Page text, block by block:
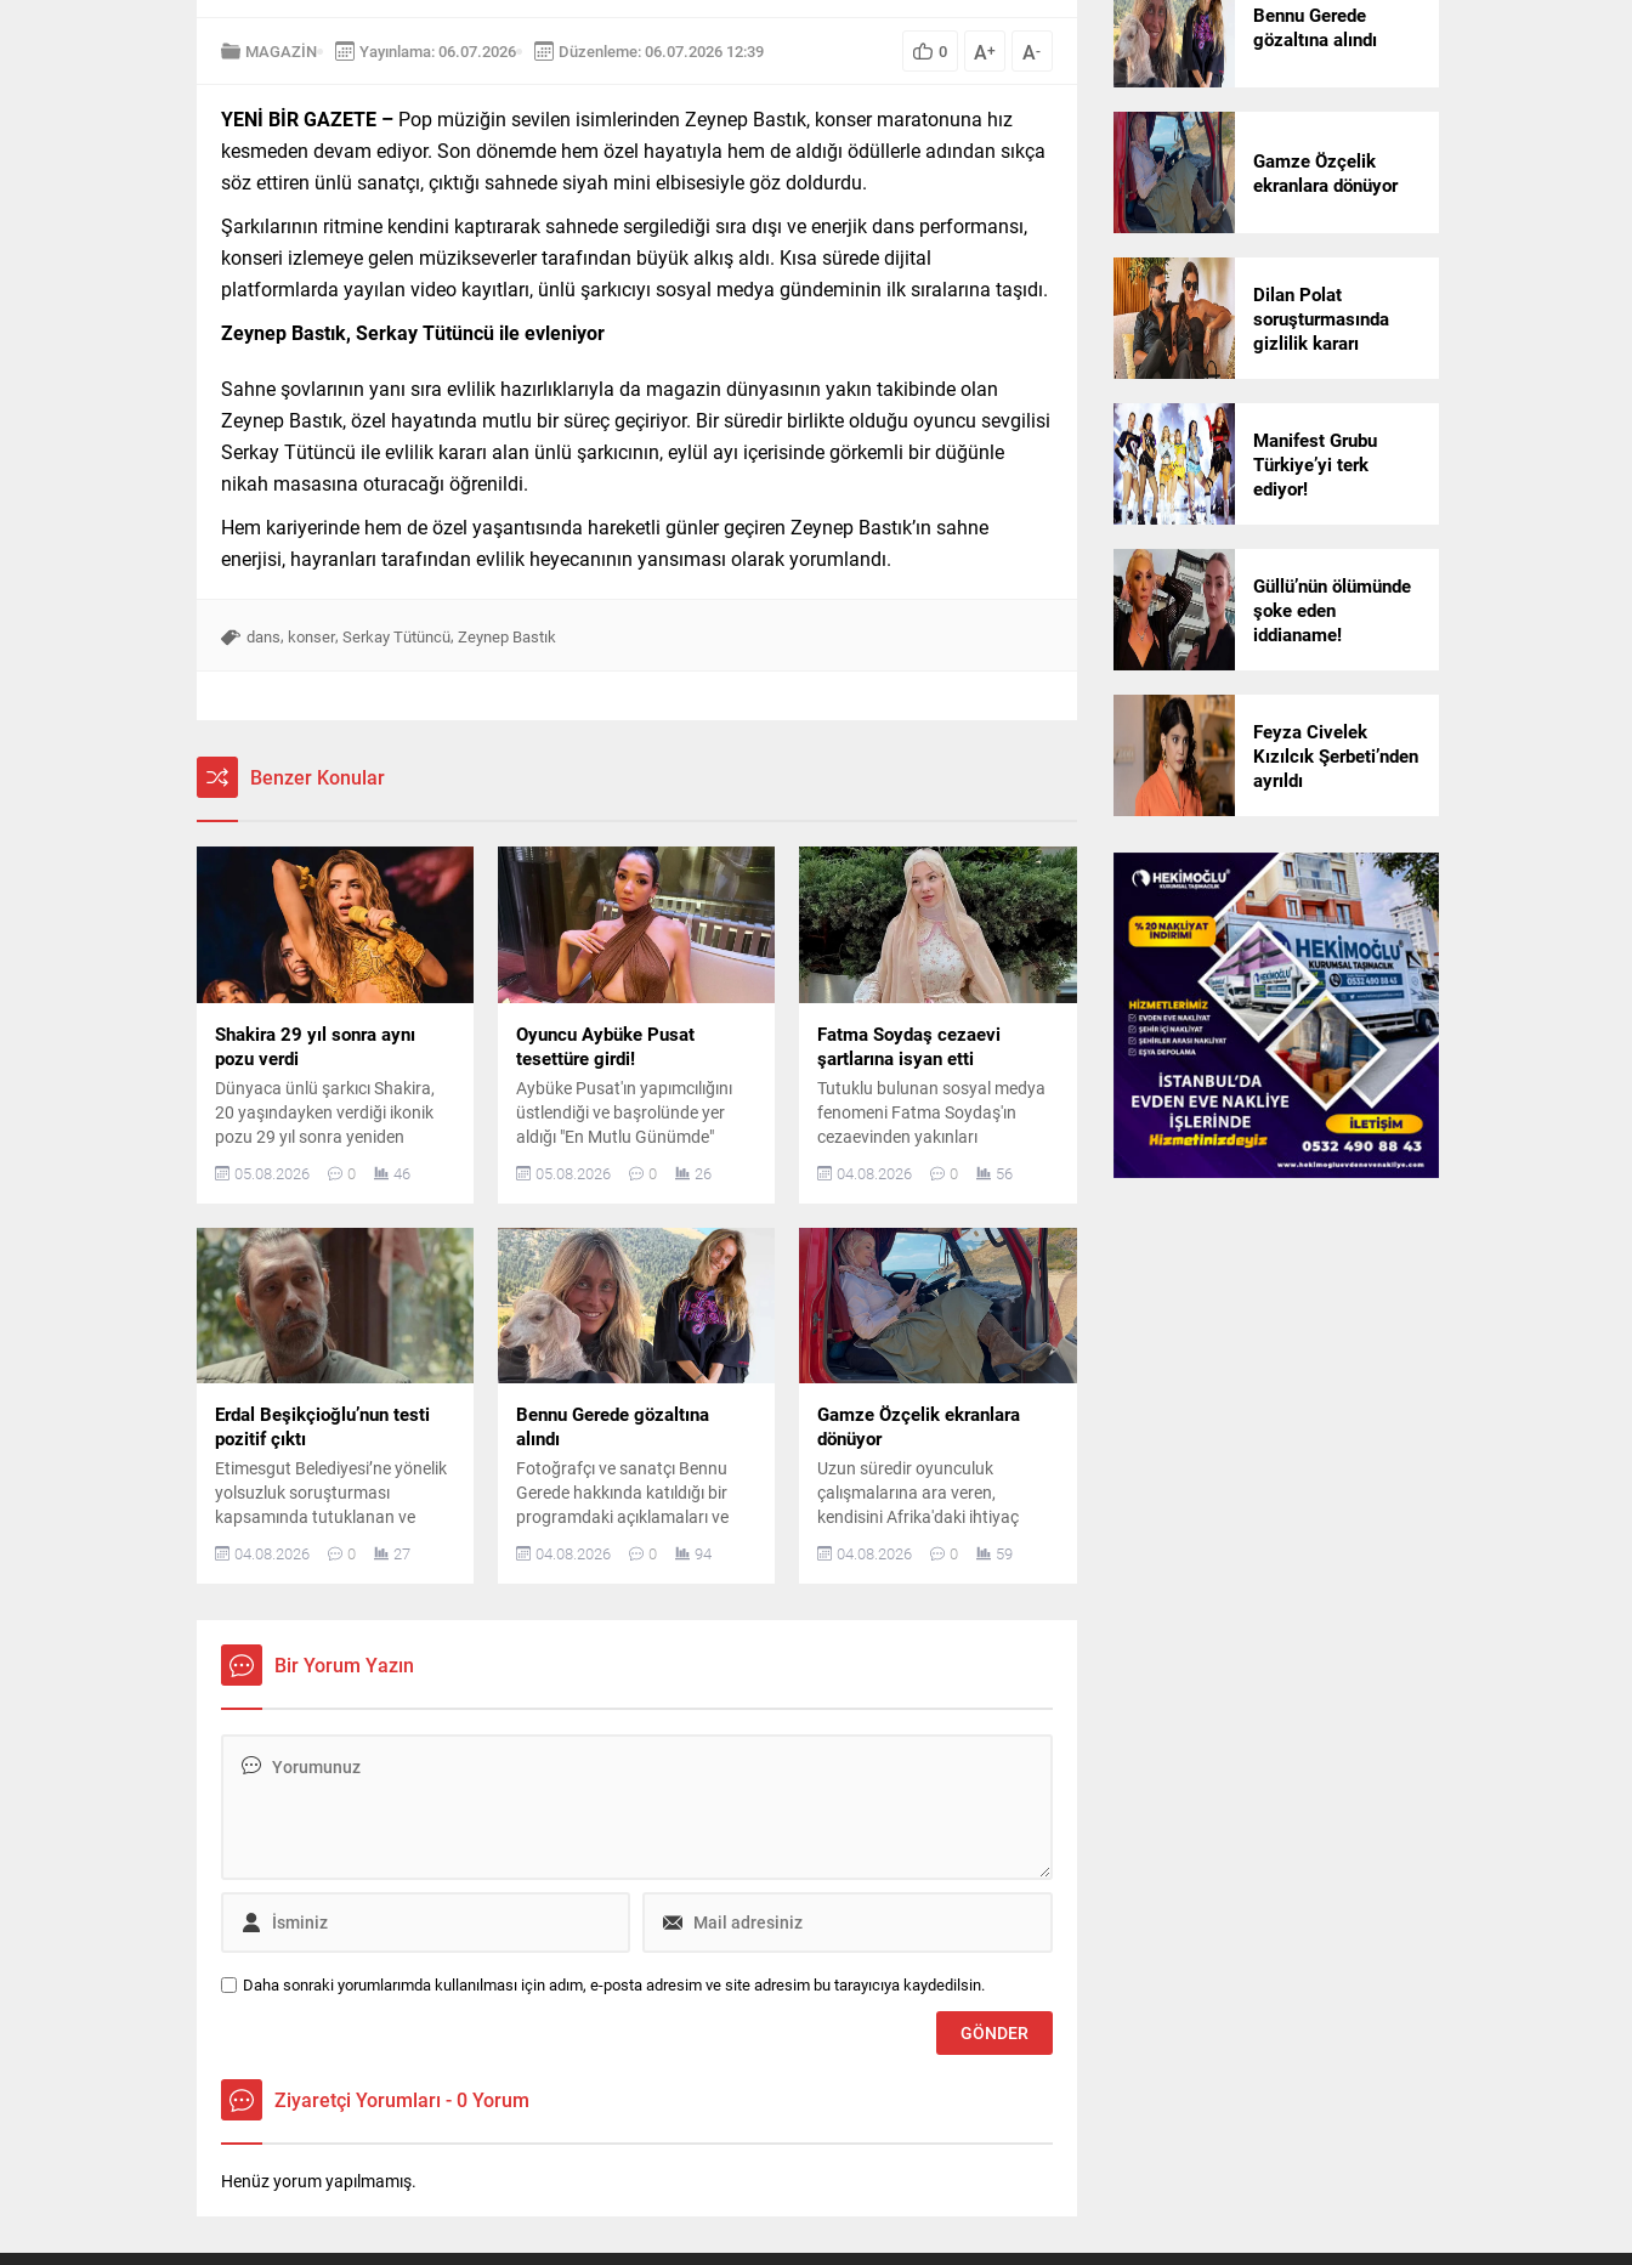
MAGAZİN Yayınlama: 06.07.2026 Düzenleme: 06.07.2026 12:39 0 A+ A-
YENİ BİR GAZETE – Pop müziğin sevilen isimlerinden Zeynep Bastık, konser maratonuna hız
kesmeden devam ediyor. Son dönemde hem özel hayatıyla hem de aldığı ödüllerle adından sıkça
söz ettiren ünlü sanatçı, çıktığı sahnede siyah mini elbisesiyle göz doldurdu.
Şarkılarının ritmine kendini kaptırarak sahnede sergilediği sıra dışı ve enerjik dans performansı,
konseri izlemeye gelen müzikseverler tarafından büyük alkış aldı. Kısa sürede dijital
platformlarda yayılan video kayıtları, ünlü şarkıcıyı sosyal medya gündeminin ilk sıralarına taşıdı.
Zeynep Bastık, Serkay Tütüncü ile evleniyor
Sahne şovlarının yanı sıra evlilik hazırlıklarıyla da magazin dünyasının yakın takibinde olan
Zeynep Bastık, özel hayatında mutlu bir süreç geçiriyor. Bir süredir birlikte olduğu oyuncu sevgilisi
Serkay Tütüncü ile evlilik kararı alan ünlü şarkıcının, eylül ayı içerisinde görkemli bir düğünle
nikah masasına oturacağı öğrenildi.
Hem kariyerinde hem de özel yaşantısında hareketli günler geçiren Zeynep Bastık’ın sahne
enerjisi, hayranları tarafından evlilik heyecanının yansıması olarak yorumlandı.
dans, konser, Serkay Tütüncü, Zeynep Bastık
Benzer Konular
Shakira 29 yıl sonra aynı
pozu verdi
Dünyaca ünlü şarkıcı Shakira,
20 yaşındayken verdiği ikonik
pozu 29 yıl sonra yeniden
paylaşımı kısa sürede sosyal
05.08.2026 0 46
Oyuncu Aybüke Pusat
tesettüre girdi!
Aybüke Pusat'ın yapımcılığını
üstlendiği ve başrolünde yer
aldığı "En Mutlu Günümde"
Oyuncunun canlandırdığı
görünüm dikkat çekti.
05.08.2026 0 26
Fatma Soydaş cezaevi
şartlarına isyan etti
Tutuklu bulunan sosyal medya
fenomeni Fatma Soydaş'ın
cezaevinden yakınları
sürülen mesajında pişmanlığını
bulunduğu iddia edildi.
04.08.2026 0 56
Erdal Beşikçioğlu’nun testi
pozitif çıktı
Etimesgut Belediyesi’ne yönelik
yolsuzluk soruşturması
kapsamında tutuklanan ve
görevden uzaklaştırılan Belediye
Başkanı Erdal Beşikçioğlu’nun
04.08.2026 0 27
Bennu Gerede gözaltına
alındı
Fotoğrafçı ve sanatçı Bennu
Gerede hakkında katıldığı bir
programdaki açıklamaları ve
kullandığı ifadeler nedeniyle
"müstehcenlik" suçlamasıyla
04.08.2026 0 94
Gamze Özçelik ekranlara
dönüyor
Uzun süredir oyunculuk
çalışmalarına ara veren,
kendisini Afrika'daki ihtiyaç
sahiplerine hayır işlerine adayan
oyuncu Gamze Özçelik, yeni dizi
04.08.2026 0 59
Bir Yorum Yazın
Daha sonraki yorumlarımda kullanılması için adım, e-posta adresim ve site adresim bu tarayıcıya kaydedilsin.
Ziyaretçi Yorumları - 0 Yorum
Henüz yorum yapılmamış.
Bennu Gerede
gözaltına alındı
Gamze Özçelik
ekranlara dönüyor
Dilan Polat
soruşturmasında
gizlilik kararı
Manifest Grubu
Türkiye’yi terk
ediyor!
Güllü’nün ölümünde
şoke eden
iddianame!
Feyza Civelek
Kızılcık Şerbeti’nden
ayrıldı